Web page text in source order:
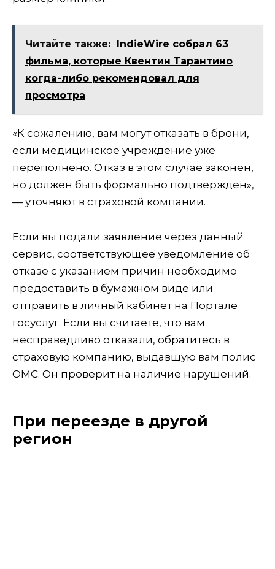
Читайте также: IndieWire собрал 63
фильма, которые Квентин Тарантино
когда-либо рекомендовал для
просмотра
«К сожалению, вам могут отказать в брони,
если медицинское учреждение уже
переполнено. Отказ в этом случае законен,
но должен быть формально подтвержден»,
— уточняют в страховой компании.
Если вы подали заявление через данный
сервис, соответствующее уведомление об
отказе с указанием причин необходимо
предоставить в бумажном виде или
отправить в личный кабинет на Портале
госуслуг. Если вы считаете, что вам
несправедливо отказали, обратитесь в
страховую компанию, выдавшую вам полис
ОМС. Он проверит на наличие нарушений.
При переезде в другой
регион